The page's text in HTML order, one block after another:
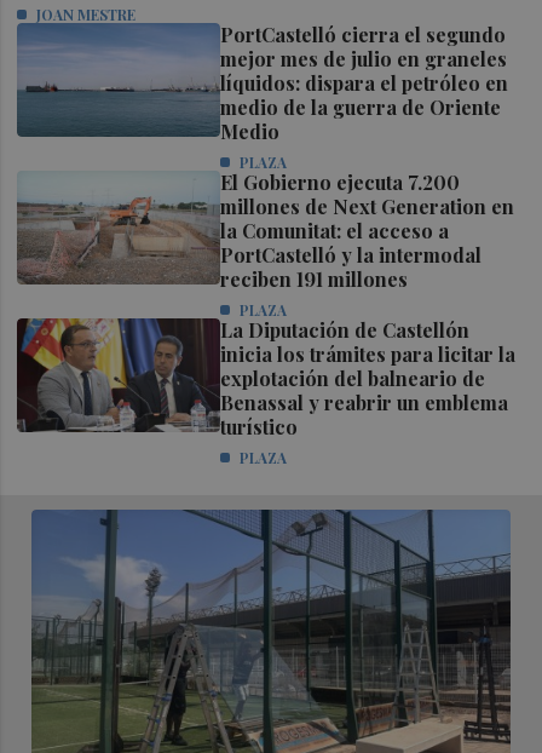
JOAN MESTRE
PortCastelló cierra el segundo
mejor mes de julio en graneles
líquidos: dispara el petróleo en
medio de la guerra de Oriente
Medio
PLAZA
El Gobierno ejecuta 7.200
millones de Next Generation en
la Comunitat: el acceso a
PortCastelló y la intermodal
reciben 191 millones
PLAZA
La Diputación de Castellón
inicia los trámites para licitar la
explotación del balneario de
Benassal y reabrir un emblema
turístico
PLAZA